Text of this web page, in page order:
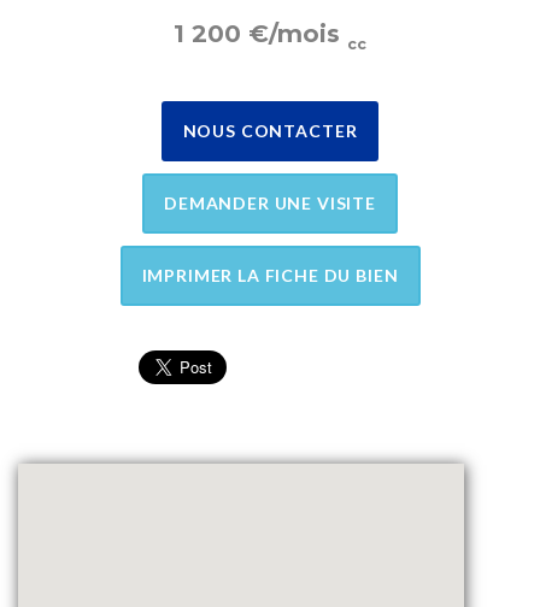
1 200 €/mois cc
NOUS CONTACTER
DEMANDER UNE VISITE
IMPRIMER LA FICHE DU BIEN